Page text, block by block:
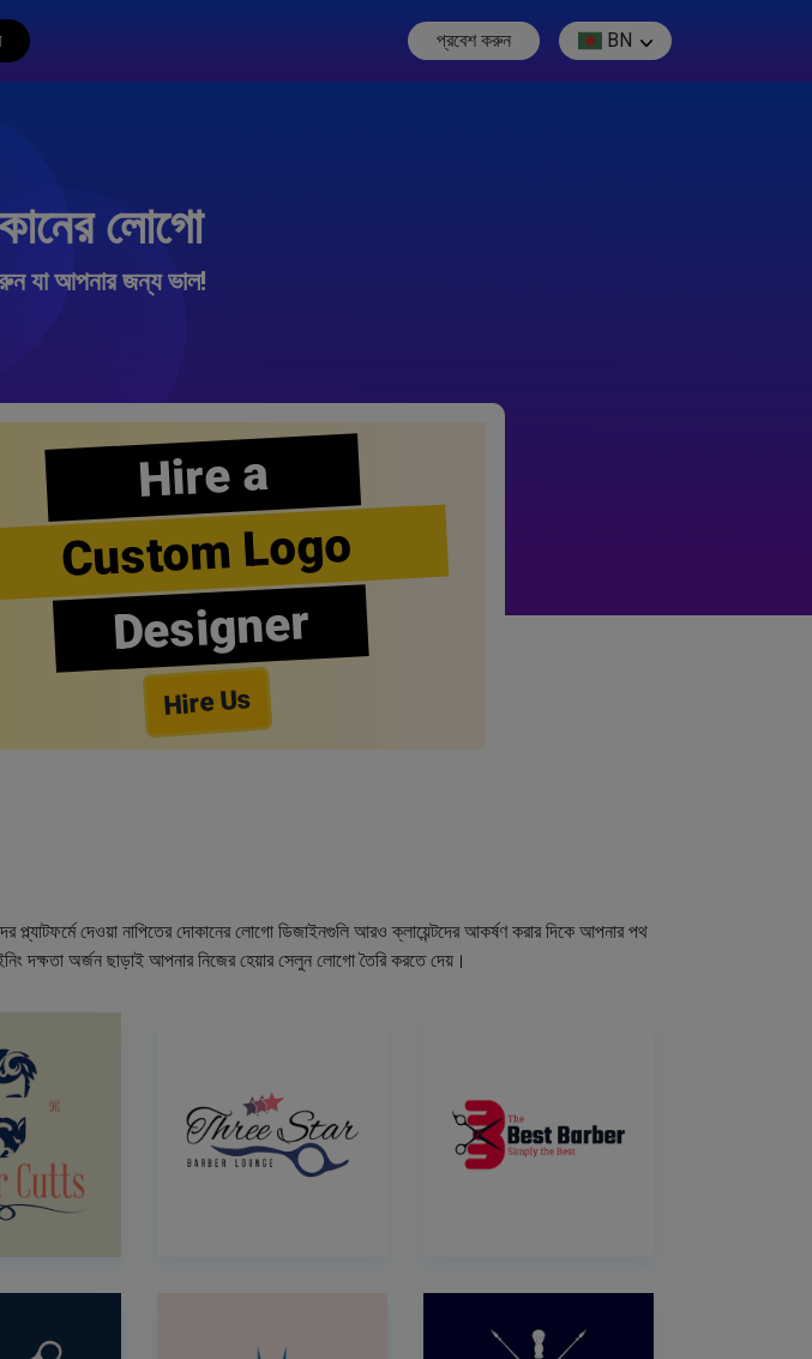
প্রবেশ করুন BN
লোগো
যা আপনার জন্য ভাল!
Hire a
Custom Logo
Designer
Hire Us
দেওয়া নাপিতের দোকানের লোগো ডিজাইনগুলি আরও ক্লায়েন্টদের আকর্ষণ করার দিকে আপনার পথ
দক্ষতা অর্জন ছাড়াই আপনার নিজের হেয়ার সেলুন লোগো তৈরি করতে দেয়।